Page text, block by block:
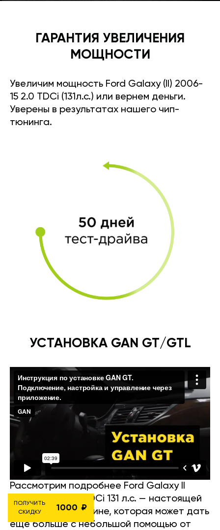
ГАРАНТИЯ УВЕЛИЧЕНИЯ
МОЩНОСТИ
Увеличим мощность Ford Galaxy (II) 2006-
15 2.0 TDCi (131л.с.) или вернем деньги.
Уверены в результатах нашего чип-
тюнинга.
УСТАНОВКА GAN GT/GTL
Рассмотрим подробнее Ford Galaxy II
(2006-2015) 2.0 TDCi 131 л.с. — настоящей
семейной жемчужине, которая может дать
ещё больше с небольшой помощью от
ПОЛУЧИТЬ
СКИДКУ
1000